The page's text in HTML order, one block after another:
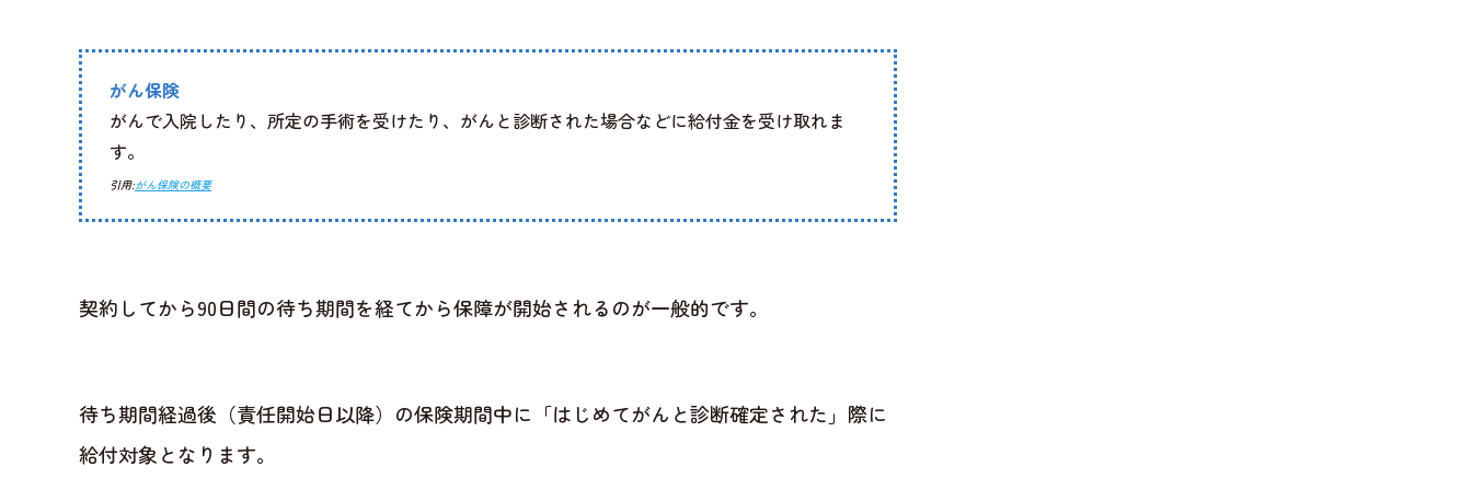
がん保険
がんで入院したり、所定の手術を受けたり、がんと診断された場合などに給付金を受け取れま
す。
引用:がん保険の概要
契約してから90日間の待ち期間を経てから保障が開始されるのが一般的です。
待ち期間経過後（責任開始日以降）の保険期間中に「はじめてがんと診断確定された」際に
給付対象となります。